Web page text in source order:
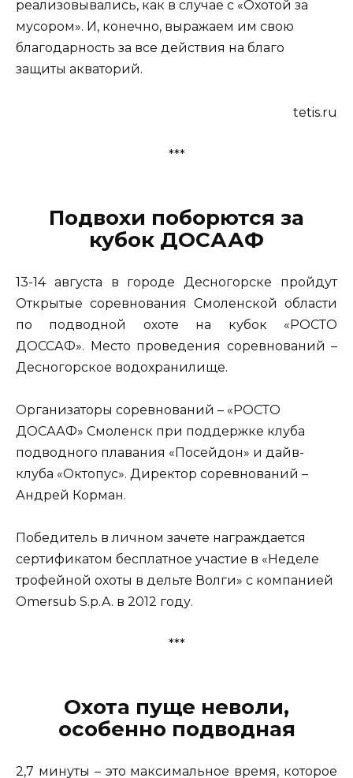
реализовывались, как в случае с «Охотой за
мусором». И, конечно, выражаем им свою
благодарность за все действия на благо
защиты акваторий.
tetis.ru
***
Подвохи поборются за
кубок ДОСААФ
13-14 августа в городе Десногорске пройдут
Открытые соревнования Смоленской области
по подводной охоте на кубок «РОСТО
ДОССАФ». Место проведения соревнований –
Десногорское водохранилище.
Организаторы соревнований – «РОСТО
ДОСААФ» Смоленск при поддержке клуба
подводного плавания «Посейдон» и дайв-
клуба «Октопус». Директор соревнований –
Андрей Корман.
Победитель в личном зачете награждается
сертификатом бесплатное участие в «Неделе
трофейной охоты в дельте Волги» с компанией
Omersub S.p.A. в 2012 году.
***
Охота пуще неволи,
особенно подводная
2,7 минуты – это максимальное время, которое